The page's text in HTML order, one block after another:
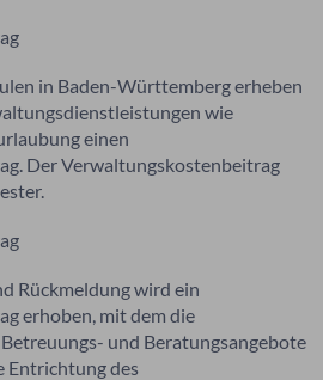
in Baden-Württemberg erheben
wie
einen
Der Verwaltungskostenbeitrag
Rückmeldung wird ein
erhoben, mit dem die
und Beratungsangebote
Entrichtung des